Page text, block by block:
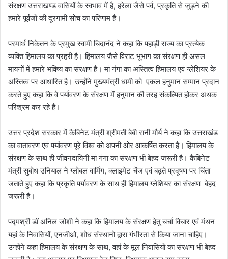
संरक्षण उत्तराखण्ड वासियों के स्वभाव में है, हरेला जैसे पर्व, प्रकृति से जुड़ने की
हमारे पूर्वजों की दूरगामी सोच का परिणाम है।
परमार्थ निकेतन के प्रमुख स्वामी चिदानंद ने कहा कि पहाड़ी राज्य का प्रत्येक
व्यक्ति हिमालय का प्रहरी है। हिमालय जैसे विराट भूभाग का संरक्षण ही असल
मायनों में हमारे भविष्य का संरक्षण है। मां गंगा का अस्तित्व हिमालय एवं ग्लेशियर के
अस्तित्व पर आधारित है। उन्होंने मुख्यमंत्री धामी को एकल हनुमान सम्मान प्रदान
करते हुए कहा कि वे पर्यावरण के संरक्षण में हनुमान की तरह संकल्पित होकर अथक
परिश्रम कर रहे हैं।
उत्तर प्रदेश सरकार में कैबिनेट मंत्री श्रीमती बेबी रानी मौर्य ने कहा कि उत्तराखंड
का वातावरण एवं पर्यावरण पूरे विश्व को अपनी ओर आकर्षित करता है। हिमालय के
संरक्षण के साथ ही जीवनदायिनी मां गंगा का संरक्षण भी बेहद जरूरी है। कैबिनेट
मंत्री सुबोध उनियाल ने ग्लोबल वार्मिंग, क्लाइमेट चेंज एवं बढ़ते प्रदूषण पर चिंता
जताते हुए कहा कि प्रकृति पर्यावरण के साथ ही हिमालय ग्लेशियर का संरक्षण बेहद
जरूरी है।
पद्मश्री डॉ अनिल जोशी ने कहा कि हिमालय के संरक्षण हेतु चर्चा विचार एवं मंथन
यहां के निवासियों, एनजीओ, शोध संस्थानो द्वारा गंभीरता से किया जाना चाहिए।
उन्होंने कहा हिमालय के संरक्षण के साथ, वहां के मूल निवासियों का संरक्षण भी बेहद